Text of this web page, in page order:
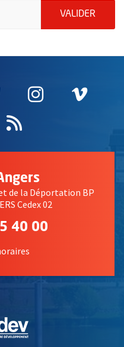
VALIDER
fenêtre
une nouvelle
Ouvre une
Instagram
, Ouvre
,
une
Flux RSS
de la Déportation BP
Cedex 02
40 00